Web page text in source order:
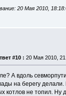
20 Мая 2010,
#10 : 20 Мая 2010,
А вдоль
на берегу
котлов не топил. Ну